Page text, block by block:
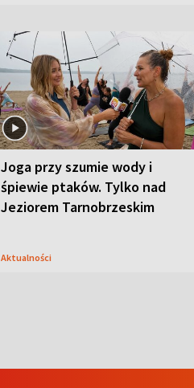
Joga przy szumie wody i
śpiewie ptaków. Tylko nad
Jeziorem Tarnobrzeskim
Aktualności